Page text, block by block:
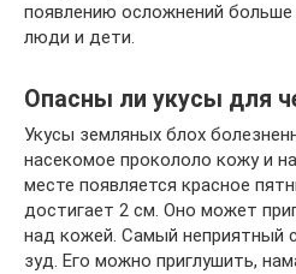
появлению осложнений
люди и дети.
Опасны ли укусы для
Укусы земляных блох
насекомое прокололо кожу и
месте появляется красное
достигает 2 см. Оно может
над кожей. Самый неприятный
зуд. Его можно приглушить,